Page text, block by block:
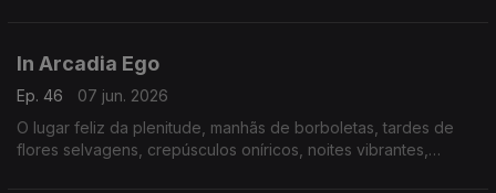
In Arcadia Ego
Ep. 46
07 jun. 2026
O lugar feliz da plenitude, manhãs de borboletas, tardes de
flores selvagens, crepúsculos oníricos, noites vibrantes,